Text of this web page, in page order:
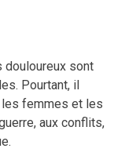
douloureux sont
Pourtant, il
les femmes et les
aux conflits,